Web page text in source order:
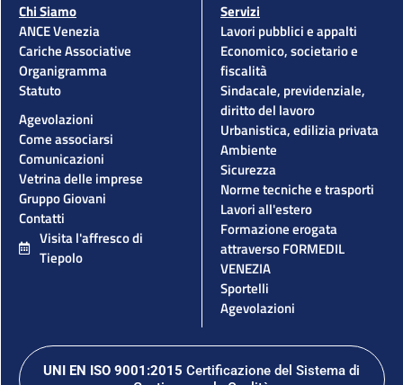
Chi Siamo
ANCE Venezia
Cariche Associative
Organigramma
Statuto
Agevolazioni
Come associarsi
Comunicazioni
Vetrina delle imprese
Gruppo Giovani
Contatti
Visita l'affresco di
Tiepolo
Servizi
Lavori pubblici e appalti
Economico, societario e
fiscalità
Sindacale, previdenziale,
diritto del lavoro
Urbanistica, edilizia privata
Ambiente
Sicurezza
Norme tecniche e trasporti
Lavori all'estero
Formazione erogata
attraverso FORMEDIL
VENEZIA
Sportelli
Agevolazioni
UNI EN ISO 9001:2015 Certificazione del Sistema di